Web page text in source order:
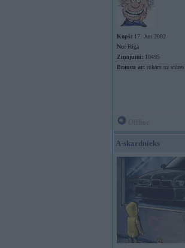
Kopš: 17. Jun 2002
No: Rīga
Ziņojumi: 10495
Braucu ar: rokām uz stūres
A-skardnieks